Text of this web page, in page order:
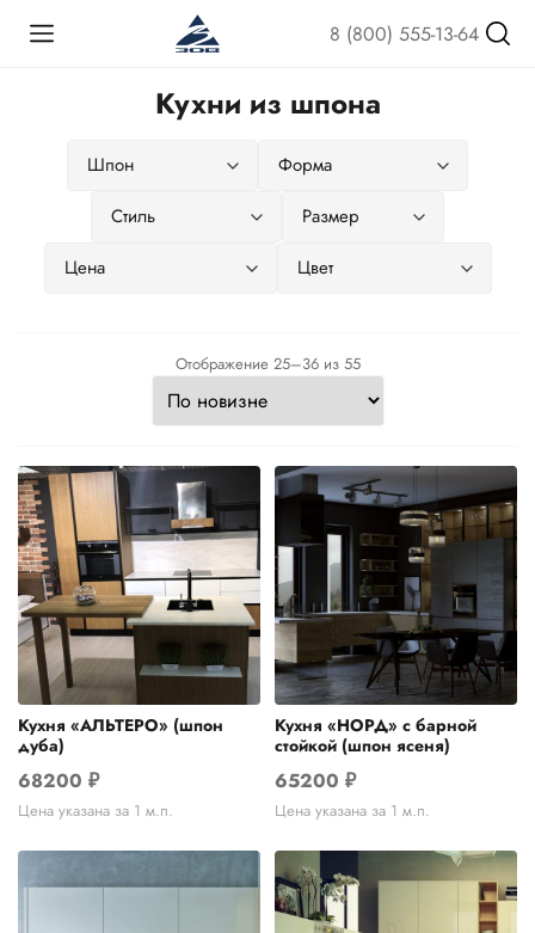
8 (800) 555-13-64
Кухни из шпона
Отображение 25–36 из 55Сортировка:
недавние
Кухня «АЛЬТЕРО» (шпон
дуба)
68200 ₽
Цена указана за 1 м.п.
Кухня «НОРД» с барной
стойкой (шпон ясеня)
65200 ₽
Цена указана за 1 м.п.